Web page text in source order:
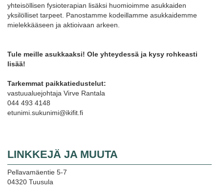
yhteisöllisen fysioterapian lisäksi huomioimme asukkaiden
yksilölliset tarpeet. Panostamme kodeillamme asukkaidemme
mielekkääseen ja aktioivaan arkeen.
Tule meille asukkaaksi! Ole yhteydessä ja kysy rohkeasti
lisää!
Tarkemmat paikkatiedustelut:
vastuualuejohtaja Virve Rantala
044 493 4148
etunimi.sukunimi@ikifit.fi
LINKKEJÄ JA MUUTA
Pellavamäentie 5-7
04320 Tuusula